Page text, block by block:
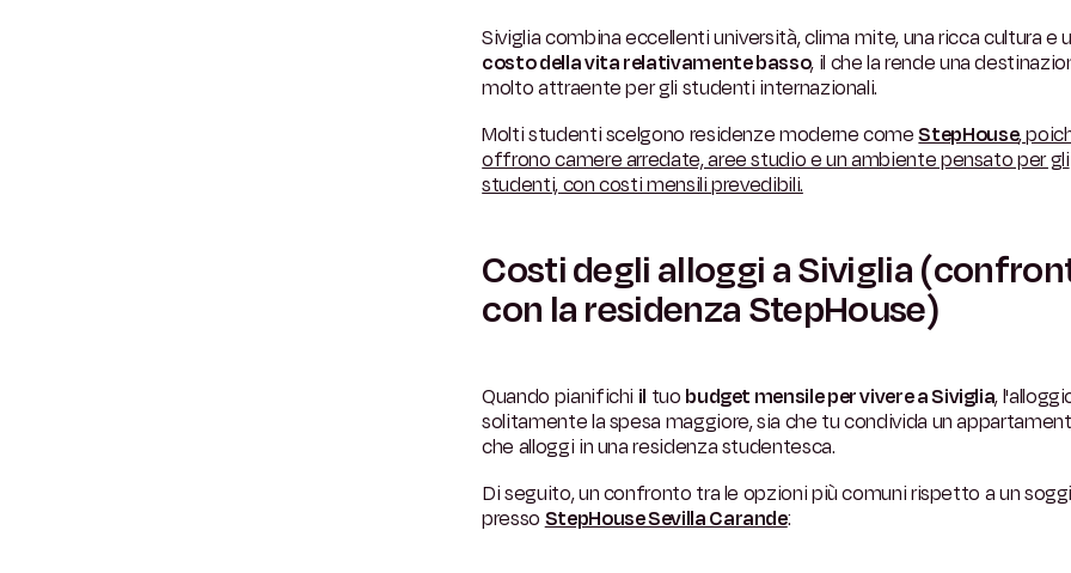
Siviglia combina eccellenti università, clima mite, una ricca cultura e
costo della vita relativamente basso, il che la rende una
molto attraente per gli studenti internazionali.
Molti studenti scelgono residenze moderne comeStepHouse,
offrono camere arredate, aree studio e un ambiente pensato per gli
studenti, con costi mensili prevedibili.
Costi degli alloggi a Siviglia
con la residenza StepHouse)
Quando pianifichi il tuo budget mensile per vivere a Siviglia,
solitamente la spesa maggiore, sia che tu condivida un
che alloggi in una residenza studentesca.
Di seguito, un confronto tra le opzioni più comuni rispetto a un
presso StepHouse Sevilla Carande: